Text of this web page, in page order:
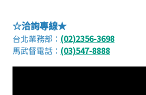
☆洽詢專線★
台北業務部： (02)2356-3698
馬武督電話： (03)547-8888